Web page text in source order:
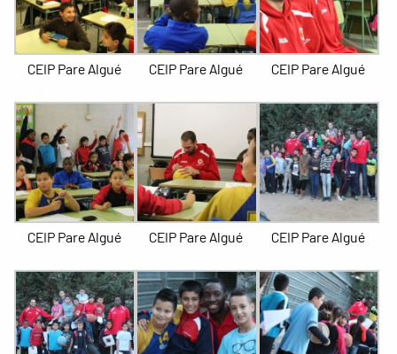
CEIP Pare Algué CEIP Pare Algué CEIP Pare Algué
CEIP Pare Algué CEIP Pare Algué CEIP Pare Algué